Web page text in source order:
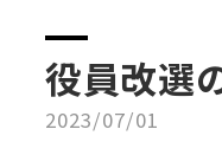
役員改選
2023/07/01